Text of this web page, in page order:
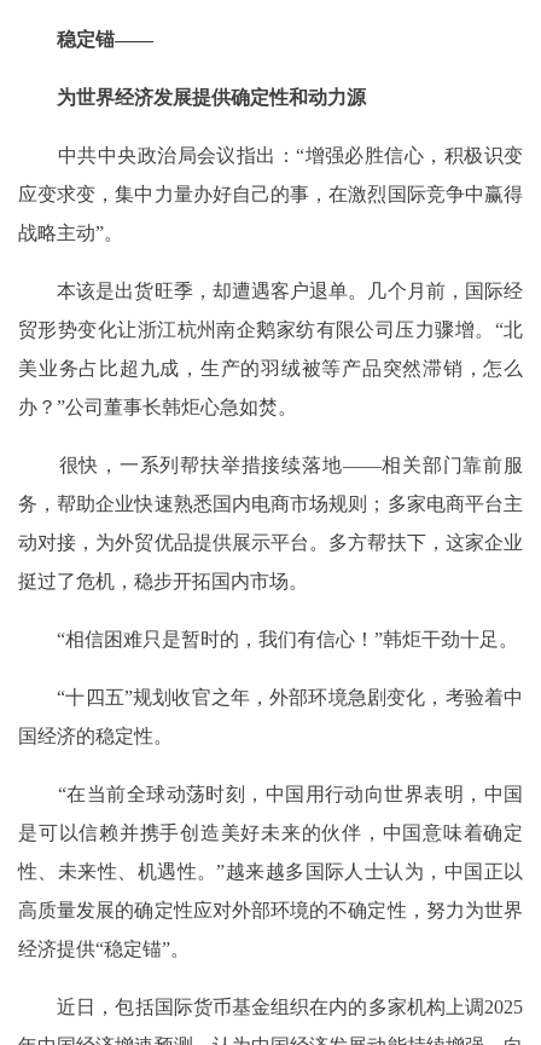
稳定锚——
为世界经济发展提供确定性和动力源
中共中央政治局会议指出：“增强必胜信心，积极识变
应变求变，集中力量办好自己的事，在激烈国际竞争中赢得
战略主动”。
本该是出货旺季，却遭遇客户退单。几个月前，国际经
贸形势变化让浙江杭州南企鹅家纺有限公司压力骤增。“北
美业务占比超九成，生产的羽绒被等产品突然滞销，怎么
办？”公司董事长韩炬心急如焚。
很快，一系列帮扶举措接续落地——相关部门靠前服
务，帮助企业快速熟悉国内电商市场规则；多家电商平台主
动对接，为外贸优品提供展示平台。多方帮扶下，这家企业
挺过了危机，稳步开拓国内市场。
“相信困难只是暂时的，我们有信心！”韩炬干劲十足。
“十四五”规划收官之年，外部环境急剧变化，考验着中
国经济的稳定性。
“在当前全球动荡时刻，中国用行动向世界表明，中国
是可以信赖并携手创造美好未来的伙伴，中国意味着确定
性、未来性、机遇性。”越来越多国际人士认为，中国正以
高质量发展的确定性应对外部环境的不确定性，努力为世界
经济提供“稳定锚”。
近日，包括国际货币基金组织在内的多家机构上调2025